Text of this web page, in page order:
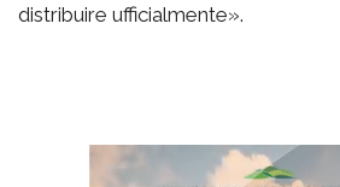
distribuire ufficialmente».